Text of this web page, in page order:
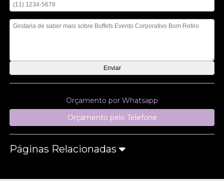
Orçamento por Whatsapp
Orçamento pelo Telefone
Páginas Relacionadas